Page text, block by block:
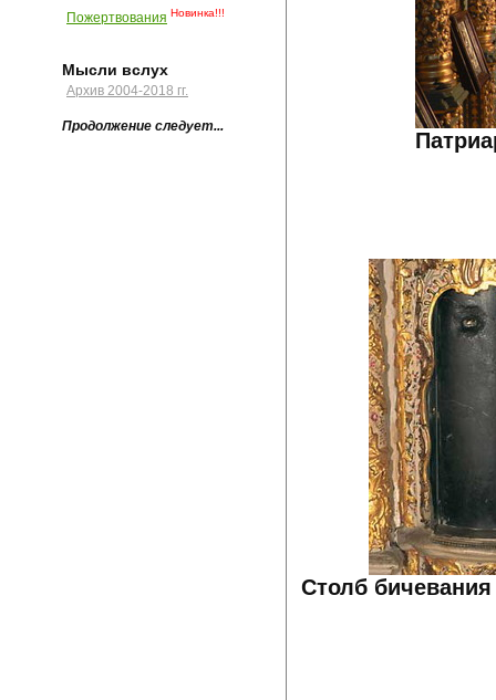
Пожертвования Новинка!!!
Мысли вслух
Архив 2004-2018 гг.
Продолжение следует...
Столб